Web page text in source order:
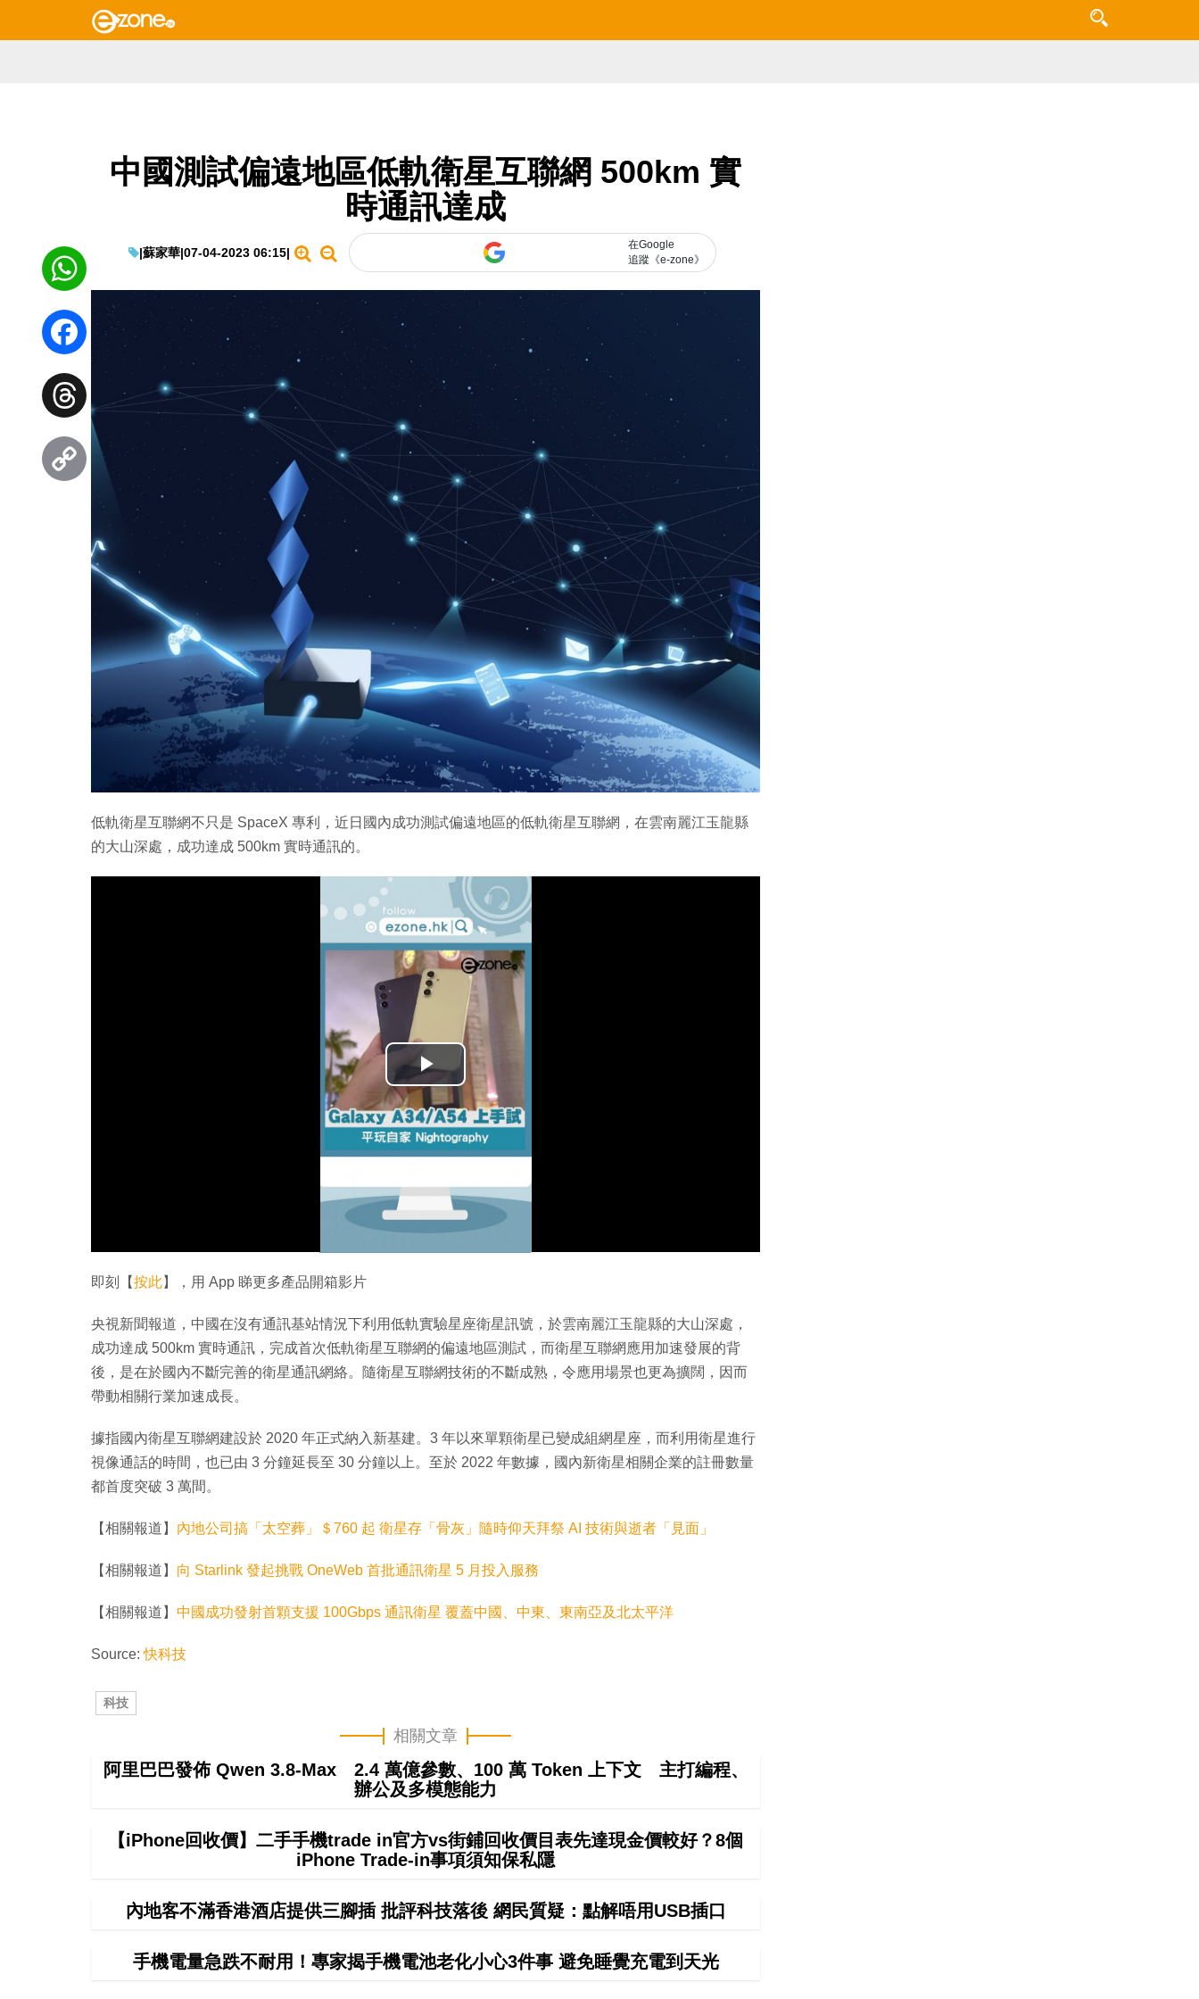
中國測試偏遠地區低軌衛星互聯網 500km 實
時通訊達成
|蘇家華|07-04-2023 06:15|
在Google
追蹤《e-zone》
低軌衛星互聯網不只是 SpaceX 專利，近日國內成功測試偏遠地區的低軌衛星互聯網，在雲南麗江玉龍縣
的大山深處，成功達成 500km 實時通訊的。
播
放
影
片
即刻【按此】，用 App 睇更多產品開箱影片
央視新聞報道，中國在沒有通訊基站情況下利用低軌實驗星座衛星訊號，於雲南麗江玉龍縣的大山深處，
成功達成 500km 實時通訊，完成首次低軌衛星互聯網的偏遠地區測試，而衛星互聯網應用加速發展的背
後，是在於國內不斷完善的衛星通訊網絡。隨衛星互聯網技術的不斷成熟，令應用場景也更為擴闊，因而
帶動相關行業加速成長。
據指國內衛星互聯網建設於 2020 年正式納入新基建。3 年以來單顆衛星已變成組網星座，而利用衛星進行
視像通話的時間，也已由 3 分鐘延長至 30 分鐘以上。至於 2022 年數據，國內新衛星相關企業的註冊數量
都首度突破 3 萬間。
【相關報道】 內地公司搞「太空葬」＄760 起 衛星存「骨灰」隨時仰天拜祭 AI 技術與逝者「見面」
【相關報道】 向 Starlink 發起挑戰 OneWeb 首批通訊衛星 5 月投入服務
【相關報道】 中國成功發射首顆支援 100Gbps 通訊衛星 覆蓋中國、中東、東南亞及北太平洋
Source:快科技
科技
相關文章
阿里巴巴發佈 Qwen 3.8-Max 2.4 萬億參數、100 萬 Token 上下文 主打編程、
辦公及多模態能力
【iPhone回收價】二手手機trade in官方vs街鋪回收價目表先達現金價較好？8個
iPhone Trade-in事項須知保私隱
內地客不滿香港酒店提供三腳插 批評科技落後 網民質疑：點解唔用USB插口
手機電量急跌不耐用！專家揭手機電池老化小心3件事 避免睡覺充電到天光
WhatsApp
Facebook
Threads
Link